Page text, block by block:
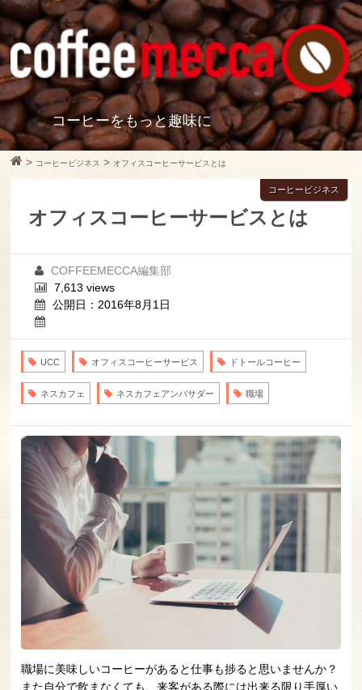
コーヒーをもっと趣味に
> コーヒービジネス > オフィスコーヒーサービスとは
オフィスコーヒーサービスとは
コーヒービジネス
COFFEEMECCA編集部
7,613 views
公開日：2016年8月1日
UCC オフィスコーヒーサービス ドトールコーヒー
ネスカフェ ネスカフェアンバサダー 職場
職場に美味しいコーヒーがあると仕事も捗ると思いませんか？
また自分で飲まなくても、来客がある際には出来る限り手厚い